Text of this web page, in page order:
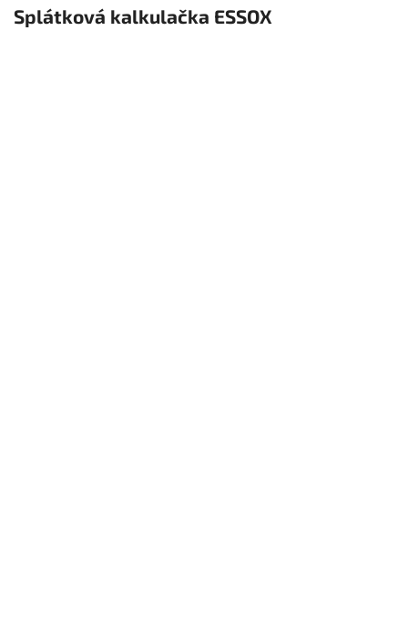
Splátková kalkulačka ESSOX